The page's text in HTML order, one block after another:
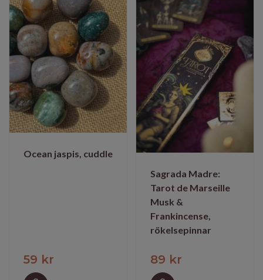
Ocean jaspis, cuddle
59 kr
Sagrada Madre:
Tarot de Marseille
Musk &
Frankincense,
rökelsepinnar
89 kr